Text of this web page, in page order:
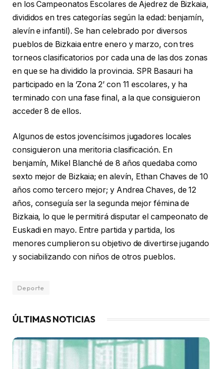
en los Campeonatos Escolares de Ajedrez de Bizkaia,
divididos en tres categorías según la edad: benjamín,
alevín e infantil). Se han celebrado por diversos
pueblos de Bizkaia entre enero y marzo, con tres
torneos clasificatorios por cada una de las dos zonas
en que se ha dividido la provincia. SPR Basauri ha
participado en la ‘Zona 2’ con 11 escolares, y ha
terminado con una fase final, a la que consiguieron
acceder 8 de ellos.
Algunos de estos jovencísimos jugadores locales
consiguieron una meritoria clasificación. En
benjamín, Mikel Blanché de 8 años quedaba como
sexto mejor de Bizkaia; en alevín, Ethan Chaves de 10
años como tercero mejor; y Andrea Chaves, de 12
años, conseguía ser la segunda mejor fémina de
Bizkaia, lo que le permitirá disputar el campeonato de
Euskadi en mayo. Entre partida y partida, los
menores cumplieron su objetivo de divertirse jugando
y sociabilizando con niños de otros pueblos.
Deporte
ÚLTIMAS NOTICIAS